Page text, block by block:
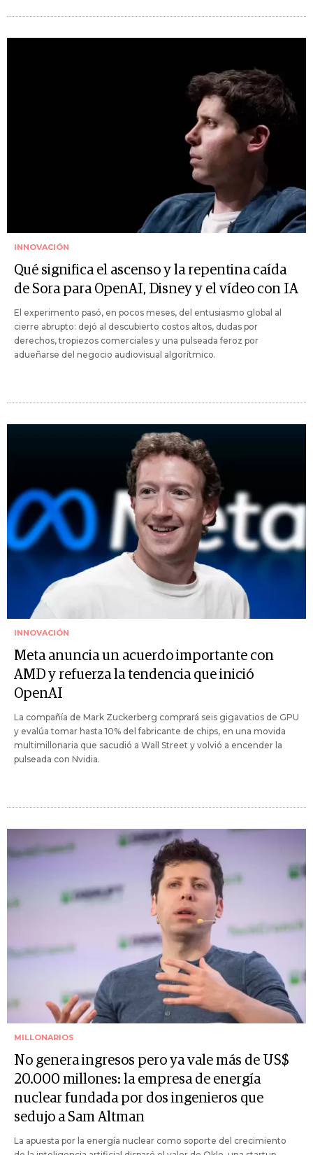
INNOVACIÓN
Qué significa el ascenso y la repentina caída
de Sora para OpenAI, Disney y el vídeo con IA
El experimento pasó, en pocos meses, del entusiasmo global al
cierre abrupto: dejó al descubierto costos altos, dudas por
derechos, tropiezos comerciales y una pulseada feroz por
adueñarse del negocio audiovisual algorítmico.
INNOVACIÓN
Meta anuncia un acuerdo importante con
AMD y refuerza la tendencia que inició
OpenAI
La compañía de Mark Zuckerberg comprará seis gigavatios de GPU
y evalúa tomar hasta 10% del fabricante de chips, en una movida
multimillonaria que sacudió a Wall Street y volvió a encender la
pulseada con Nvidia.
MILLONARIOS
No genera ingresos pero ya vale más de US$
20.000 millones: la empresa de energía
nuclear fundada por dos ingenieros que
sedujo a Sam Altman
La apuesta por la energía nuclear como soporte del crecimiento